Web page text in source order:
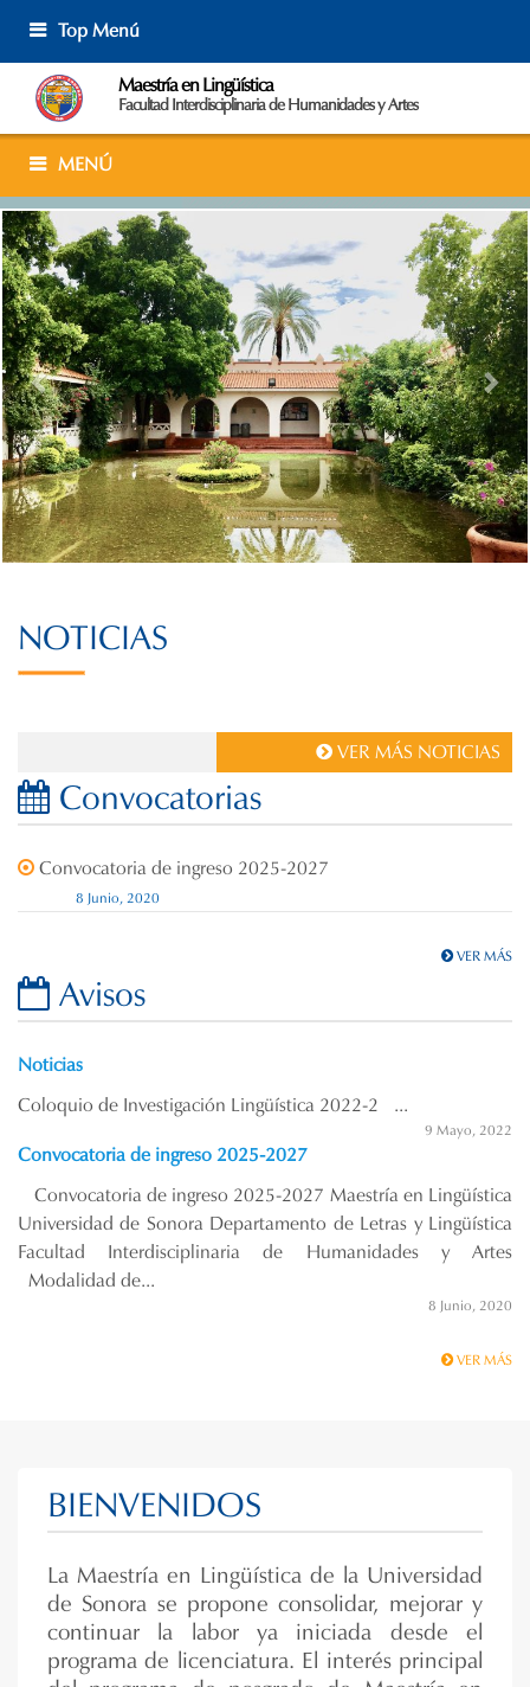
content
Top Menú
Maestría en Lingüística
Facultad Interdisciplinaria de Humanidades y Artes
MENÚ
NOTICIAS
VER MÁS NOTICIAS
Convocatorias
Convocatoria de ingreso 2025-2027
8 Junio, 2020
VER MÁS
Avisos
Noticias
Coloquio de Investigación Lingüística 2022-2 ...
9 Mayo, 2022
Convocatoria de ingreso 2025-2027
Convocatoria de ingreso 2025-2027 Maestría en Lingüística
Universidad de Sonora Departamento de Letras y Lingüística
Facultad Interdisciplinaria de Humanidades y Artes
Modalidad de...
8 Junio, 2020
VER MÁS
BIENVENIDOS
La Maestría en Lingüística de la Universidad
de Sonora se propone consolidar, mejorar y
continuar la labor ya iniciada desde el
programa de licenciatura. El interés principal